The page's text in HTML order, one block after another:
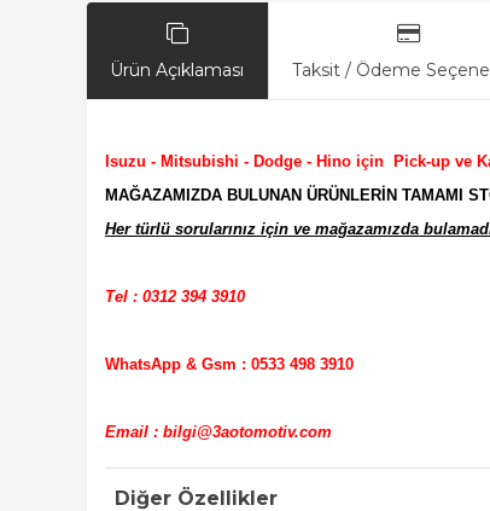
Ürün Açıklaması Taksit / Ödeme
Isuzu - Mitsubishi - Dodge - Hino için Pick-up ve
MAĞAZAMIZDA BULUNAN ÜRÜNLERİN TAMAMI
Her türlü sorularınız için ve mağazamızda
Tel : 0312 394 3910
WhatsApp & Gsm : 0533 498 3910
Email : bilgi@3aotomotiv.com
Diğer Özellikler